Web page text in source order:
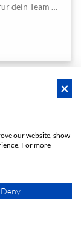
Nutze unsere modern eingerichtete Location für dein Team Meeting
our website, show
For more
Deny